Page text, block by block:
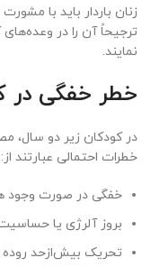
زنان باردار باید با
ترجیحاً آن را در
نمایند.
خطر خفگی در
در کودکان زیر دو سال،
خطرات احتمالی عبارتند از:
خفگی در صورت وجود
بروز آلرژی یا
تحریک بیش‌ازحد روده